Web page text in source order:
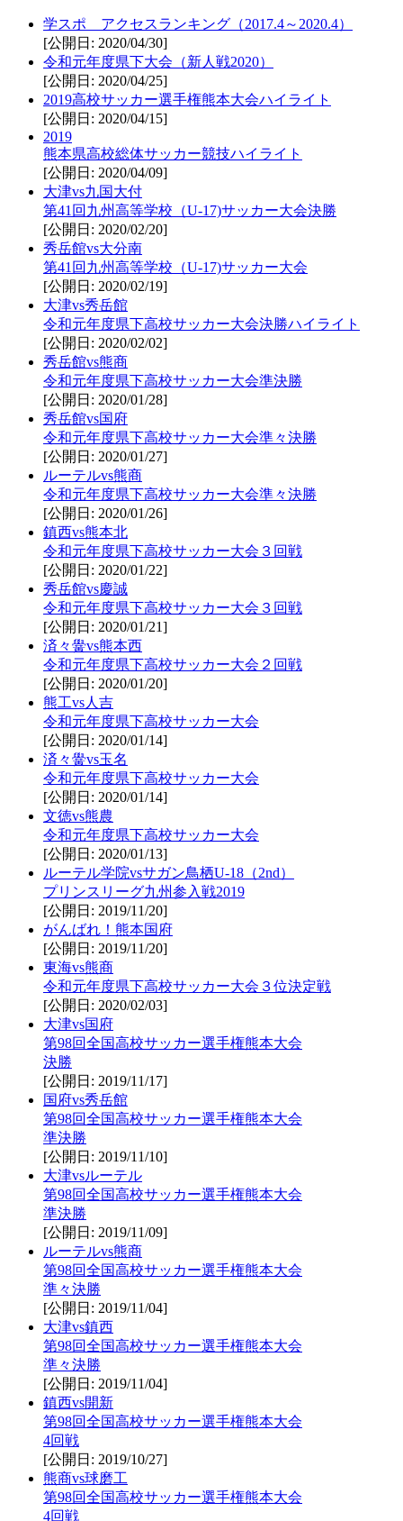
学スポ アクセスランキング（2017.4～2020.4）
[公開日: 2020/04/30]
令和元年度県下大会（新人戦2020）
[公開日: 2020/04/25]
2019高校サッカー選手権熊本大会ハイライト
[公開日: 2020/04/15]
2019
熊本県高校総体サッカー競技ハイライト
[公開日: 2020/04/09]
大津vs九国大付
第41回九州高等学校（U-17)サッカー大会決勝
[公開日: 2020/02/20]
秀岳館vs大分南
第41回九州高等学校（U-17)サッカー大会
[公開日: 2020/02/19]
大津vs秀岳館
令和元年度県下高校サッカー大会決勝ハイライト
[公開日: 2020/02/02]
秀岳館vs熊商
令和元年度県下高校サッカー大会準決勝
[公開日: 2020/01/28]
秀岳館vs国府
令和元年度県下高校サッカー大会準々決勝
[公開日: 2020/01/27]
ルーテルvs熊商
令和元年度県下高校サッカー大会準々決勝
[公開日: 2020/01/26]
鎮西vs熊本北
令和元年度県下高校サッカー大会３回戦
[公開日: 2020/01/22]
秀岳館vs慶誠
令和元年度県下高校サッカー大会３回戦
[公開日: 2020/01/21]
済々黌vs熊本西
令和元年度県下高校サッカー大会２回戦
[公開日: 2020/01/20]
熊工vs人吉
令和元年度県下高校サッカー大会
[公開日: 2020/01/14]
済々黌vs玉名
令和元年度県下高校サッカー大会
[公開日: 2020/01/14]
文徳vs熊農
令和元年度県下高校サッカー大会
[公開日: 2020/01/13]
ルーテル学院vsサガン鳥栖U-18（2nd）
プリンスリーグ九州参入戦2019
[公開日: 2019/11/20]
がんばれ！熊本国府
[公開日: 2019/11/20]
東海vs熊商
令和元年度県下高校サッカー大会３位決定戦
[公開日: 2020/02/03]
大津vs国府
第98回全国高校サッカー選手権熊本大会
決勝
[公開日: 2019/11/17]
国府vs秀岳館
第98回全国高校サッカー選手権熊本大会
準決勝
[公開日: 2019/11/10]
大津vsルーテル
第98回全国高校サッカー選手権熊本大会
準決勝
[公開日: 2019/11/09]
ルーテルvs熊商
第98回全国高校サッカー選手権熊本大会
準々決勝
[公開日: 2019/11/04]
大津vs鎮西
第98回全国高校サッカー選手権熊本大会
準々決勝
[公開日: 2019/11/04]
鎮西vs開新
第98回全国高校サッカー選手権熊本大会
4回戦
[公開日: 2019/10/27]
熊商vs球磨工
第98回全国高校サッカー選手権熊本大会
4回戦